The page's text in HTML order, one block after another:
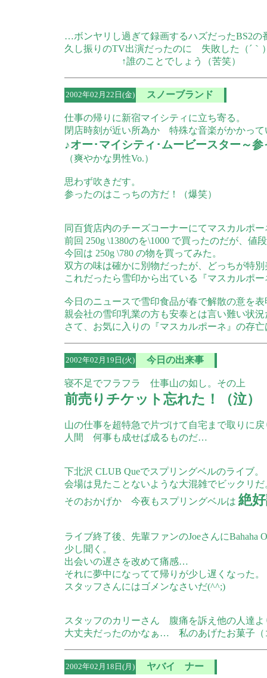
…ボンヤリし過ぎて録画するハズだったBS2の
久し振りのTV出演だったのに 失敗した（´｀
↑誰のことでしょう（苦笑）
2002年02月22日(金) スノーブランド
仕事の帰りに新宿マイシティに立ち寄る。
閉店時刻が近い所為か 特殊な音楽がかかって
♪オー･マイシティ･ムービースター～
（爽やかな男性Vo.）
思わず吹きだす。
参ったのはこっちの方だ！（爆笑）
同百貨店内のチーズコーナーにてマスカルポ
前回 250g \1380のを\1000 で買ったのだが、値
今回は 250g \780 の物を買ってみた。
双方の味は確かに別物だったが、どっちが特
これだったら雪印から出ている『マスカルポ
今日のニュースで雪印食品が春で解散の意を
親会社の雪印乳業の方も安泰とは言い難い状況
さて、お気に入りの『マスカルポーネ』の存
2002年02月19日(火) 今日の出来事
寝不足でフラフラ 仕事山の如し。その上
前売りチケット忘れた！（泣）
山の仕事を超特急で片づけて自宅まで取りに
人間 何事も成せば成るものだ…
下北沢 CLUB Queでスプリングベルのライブ。
会場は見たことないような大混雑でビックリだ
そのおかげか 今夜もスプリングベルは 絶
ライブ終了後、先輩ファンのJoeさんにBahaha
少し聞く。
出会いの遅さを改めて痛感…
それに夢中になってて帰りが少し遅くなった。
スタッフさんにはゴメンなさいだ(^^;)
スタッフのカリーさん 腹痛を訴え他の人達
大丈夫だったのかなぁ… 私のあげたお菓子（
2002年02月18日(月) ヤバイ ナー